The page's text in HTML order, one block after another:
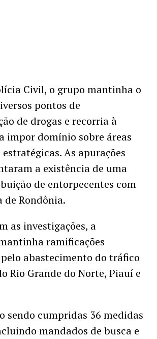
Civil, o grupo mantinha o
pontos de
de drogas e recorria à
impor domínio sobre áreas
As apurações
a existência de uma
de entorpecentes com
de Rondônia.
as investigações, a
ramificações
abastecimento do tráfico
Rio Grande do Norte, Piauí e
sendo cumpridas 36 medidas
mandados de busca e